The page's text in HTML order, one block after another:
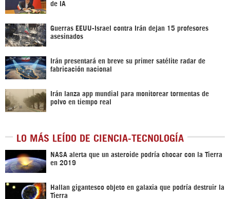
de IA
Guerras EEUU-Israel contra Irán dejan 15 profesores
asesinados
Irán presentará en breve su primer satélite radar de
fabricación nacional
Irán lanza app mundial para monitorear tormentas de
polvo en tiempo real
LO MÁS LEÍDO DE CIENCIA-TECNOLOGÍA
NASA alerta que un asteroide podría chocar con la Tierra
en 2019
Hallan gigantesco objeto en galaxia que podría destruir la
Tierra